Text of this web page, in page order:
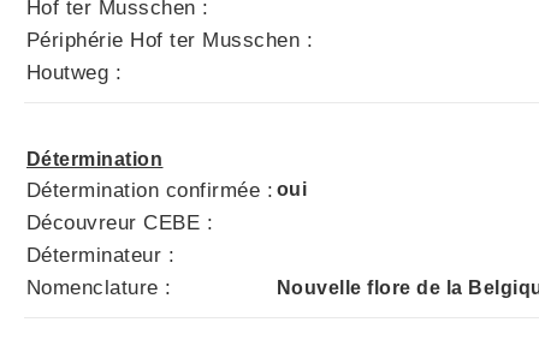
Hof ter Musschen :
Périphérie Hof ter Musschen :
Houtweg :
Détermination
Détermination confirmée : oui
Découvreur CEBE :
Déterminateur :
Nomenclature :
Nouvelle flore de la